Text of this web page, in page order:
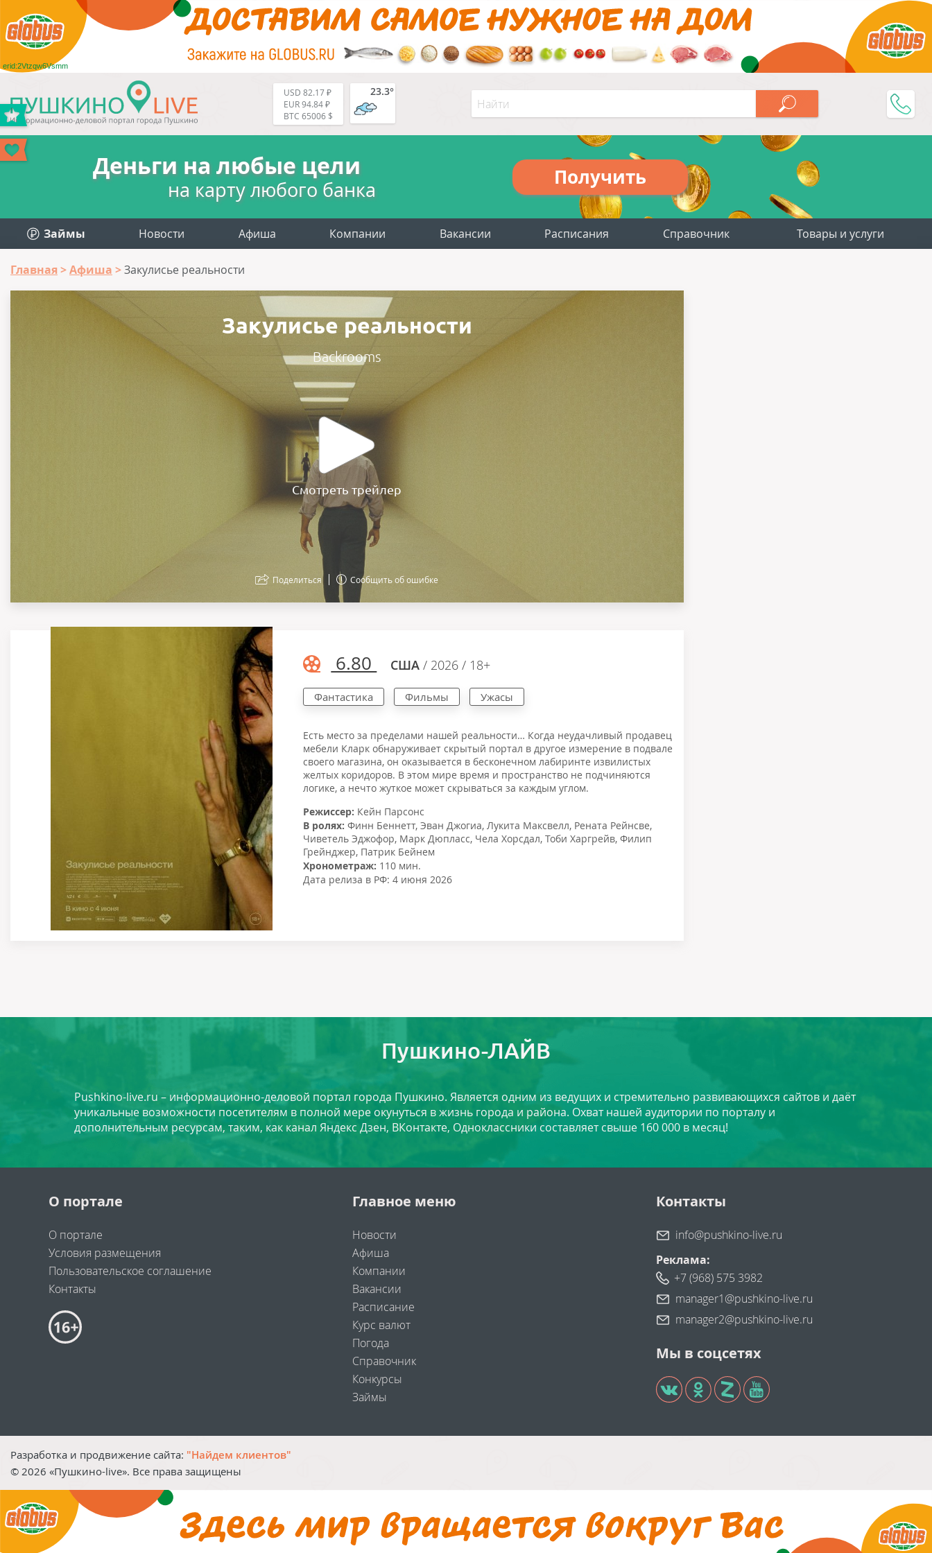
erid:2Vtzqw6Vsmm
USD 82.17 ₽
EUR 94.84 ₽
BTC 65006 $
23.3°
Деньги на любые цели
на карту любого банка
Получить
Займы Новости Афиша Компании Вакансии Расписания Справочник Товары и услуги
Главная Афиша Закулисье реальности
Закулисье реальности
Backrooms
Поделиться Сообщить об ошибке
Смотреть трейлер
6.80 США / 2026 / 18+
Фантастика Фильмы Ужасы
Есть место за пределами нашей реальности… Когда неудачливый продавец
мебели Кларк обнаруживает скрытый портал в другое измерение в подвале
своего магазина, он оказывается в бесконечном лабиринте извилистых
желтых коридоров. В этом мире время и пространство не подчиняются
логике, а нечто жуткое может скрываться за каждым углом.
Режиссер: Кейн Парсонс
В ролях: Финн Беннетт,Эван Джогиа,Лукита Максвелл, Рената Рейнсве,
Чиветель Эджофор, Марк Дюпласс, Чела Хорсдал,Тоби Харгрейв,Филип
Грейнджер, Патрик Бейнем
Хронометраж: 110 мин.
Дата релиза в РФ: 4 июня 2026
Пушкино-ЛАЙВ
Pushkino-live.ru – информационно-деловой портал города Пушкино. Является одним из ведущих и стремительно развивающихся сайтов и даёт
уникальные возможности посетителям в полной мере окунуться в жизнь города и района. Охват нашей аудитории по порталу и
дополнительным ресурсам, таким, как канал Яндекс Дзен, ВКонтакте, Одноклассники составляет свыше 160 000 в месяц!
О портале
О портале
Условия размещения
Пользовательское соглашение
Контакты
Главное меню
Новости
Афиша
Компании
Вакансии
Расписание
Курс валют
Погода
Справочник
Конкурсы
Займы
Контакты
info@pushkino-live.ru
Реклама:
+7 (968) 575 3982
manager1@pushkino-live.ru
manager2@pushkino-live.ru
Мы в соцсетях
Разработка и продвижение сайта: "Найдем клиентов"
© 2026 «Пушкино-live». Все права защищены